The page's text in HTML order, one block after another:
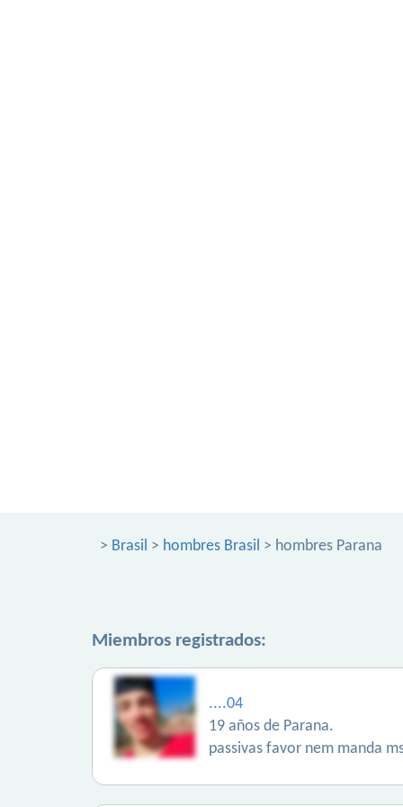
> Brasil > hombres Brasil > hombres Parana
Miembros registrados:
....04
19 años de Parana.
passivas favor nem manda